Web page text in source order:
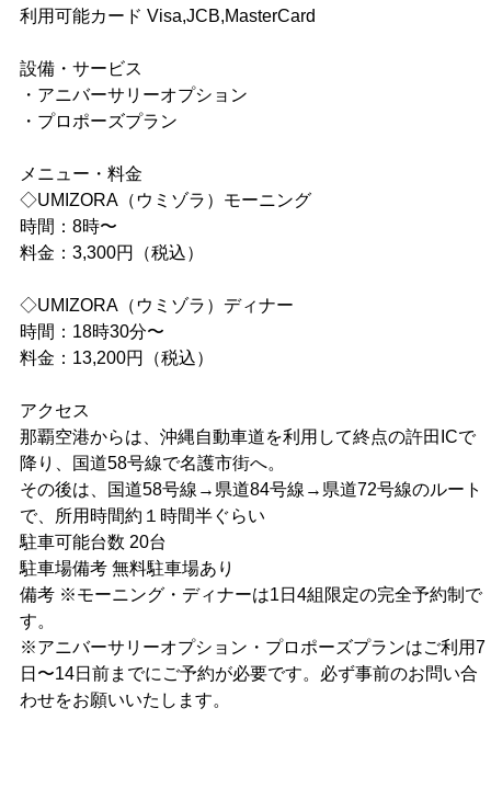
利用可能カード Visa,JCB,MasterCard
設備・サービス
・アニバーサリーオプション
・プロポーズプラン
メニュー・料金
◇UMIZORA（ウミゾラ）モーニング
時間：8時〜
料金：3,300円（税込）
◇UMIZORA（ウミゾラ）ディナー
時間：18時30分〜
料金：13,200円（税込）
アクセス
那覇空港からは、沖縄自動車道を利用して終点の許田ICで
降り、国道58号線で名護市街へ。
その後は、国道58号線→県道84号線→県道72号線のルート
で、所用時間約１時間半ぐらい
駐車可能台数 20台
駐車場備考 無料駐車場あり
備考 ※モーニング・ディナーは1日4組限定の完全予約制で
す。
※アニバーサリーオプション・プロポーズプランはご利用7
日〜14日前までにご予約が必要です。必ず事前のお問い合
わせをお願いいたします。